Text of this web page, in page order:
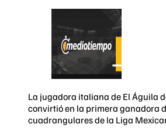
La jugadora italiana de El Águila
convirtió en la primera ganadora
cuadrangulares de la Liga